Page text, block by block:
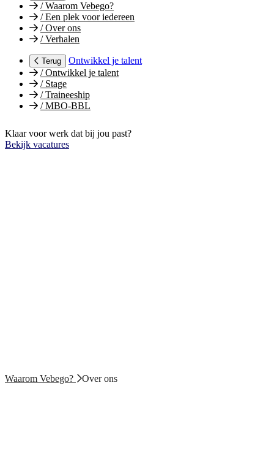
/Waarom Vebego?
/Een plek voor iedereen
/Over ons
/Verhalen
Terug
Ontwikkel je talent
/Ontwikkel je talent
/Stage
/Traineeship
/MBO-BBL
Klaar voor werk dat bij jou past?
Bekijk vacatures
Waarom Vebego? Over ons